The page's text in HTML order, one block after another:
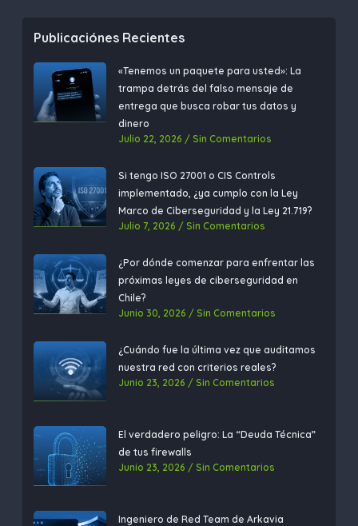
Publicaciónes Recientes
«Tenemos un paquete para usted»: La
trampa detrás del falso mensaje de
entrega que busca robar tus datos y
dinero
Julio 22, 2026
Sin Comentarios
Si tengo ISO 27001 o CIS Controls
implementado, ¿ya cumplo con la Ley
Marco de Ciberseguridad y la Ley 21.719?​
Julio 7, 2026
Sin Comentarios
¿Por dónde comenzar para enfrentar las
próximas leyes de ciberseguridad en
Chile?
Junio 30, 2026
Sin Comentarios
¿Cuándo fue la última vez que auditamos
nuestra red con criterios reales?
Junio 23, 2026
Sin Comentarios
El verdadero peligro: La “Deuda Técnica”
de tus firewalls
Junio 23, 2026
Sin Comentarios
Ingeniero de Red Team de Arkavia